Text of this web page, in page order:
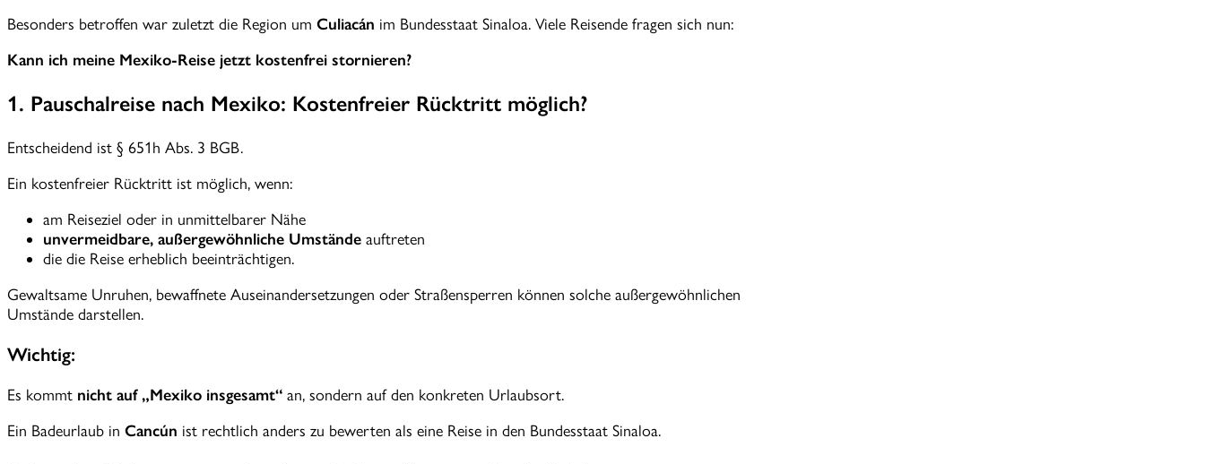
Besonders betroffen war zuletzt die Region um Culiacán im Bundesstaat Sinaloa. Viele Reisende fragen sich nun:
Kann ich meine Mexiko-Reise jetzt kostenfrei stornieren?
1. Pauschalreise nach Mexiko: Kostenfreier Rücktritt möglich?
Entscheidend ist § 651h Abs. 3 BGB.
Ein kostenfreier Rücktritt ist möglich, wenn:
am Reiseziel oder in unmittelbarer Nähe
unvermeidbare, außergewöhnliche Umstände auftreten
die die Reise erheblich beeinträchtigen.
Gewaltsame Unruhen, bewaffnete Auseinandersetzungen oder Straßensperren können solche außergewöhnlichen
Umstände darstellen.
Wichtig:
Es kommt nicht auf „Mexiko insgesamt“ an, sondern auf den konkreten Urlaubsort.
Ein Badeurlaub in Cancún ist rechtlich anders zu bewerten als eine Reise in den Bundesstaat Sinaloa.